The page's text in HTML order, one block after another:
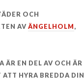
OCH
AVÄNGELHOLM,
ÄR EN DEL AV OCH ÄR
HYRA BREDDA DIN